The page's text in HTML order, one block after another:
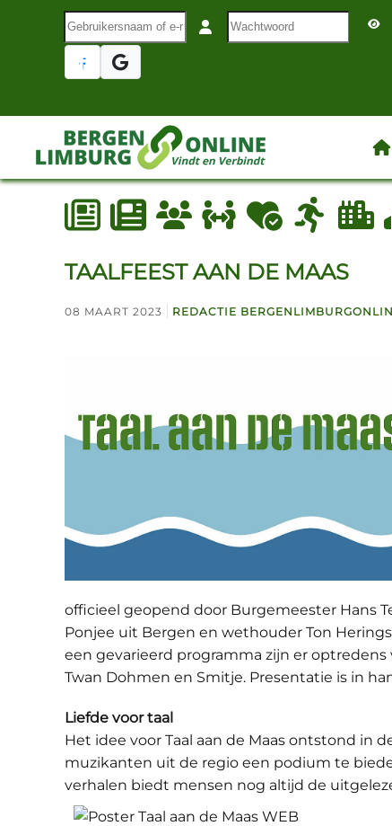
Terug naar hoofdinhoud
Gebruikersnaam of e-mail
TAALFEEST AAN DE MAAS
08 MAART 2023 REDACTIE
officieel geopend door Burgemeester Hans
Ponjee uit Bergen en wethouder Ton
een gevarieerd programma zijn er optredens
Twan Dohmen en Smitje. Presentatie is in
Liefde voor taal
Het idee voor Taal aan de Maas ontstond in
muzikanten uit de regio een podium te
verhalen biedt mensen nog altijd de